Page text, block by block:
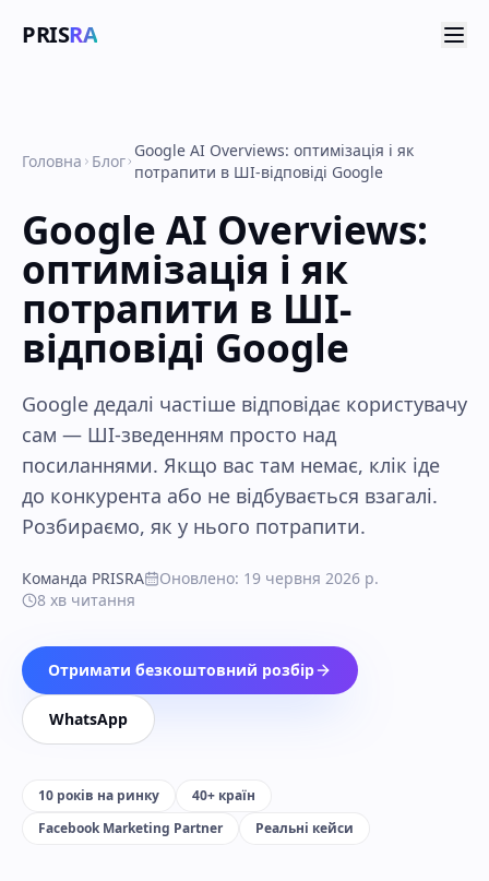
PRISRA
Головна Блог
Google AI Overviews: оптимізація і як
потрапити в ШІ-відповіді Google
Google AI Overviews:
оптимізація і як
потрапити в ШІ-
відповіді Google
Google дедалі частіше відповідає користувачу
сам — ШІ-зведенням просто над
посиланнями. Якщо вас там немає, клік іде
до конкурента або не відбувається взагалі.
Розбираємо, як у нього потрапити.
Команда PRISRA Оновлено: 19 червня 2026 р.
8 хв читання
Отримати безкоштовний розбір
WhatsApp
10 років на ринку
40+ країн
Facebook Marketing Partner
Реальні кейси